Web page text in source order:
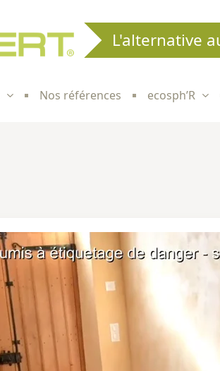
L'alternative
Nos références ecosph’R